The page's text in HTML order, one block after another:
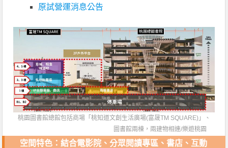
原試營運消息公告
桃園圖書館總館包括商場「桃知道文創生活廣場(富晟TM SQUARE)」、
圖書館兩棟，兩建物相連/樂遊桃園
空間特色：結合電影院、分眾閱讀專區、書店、互動